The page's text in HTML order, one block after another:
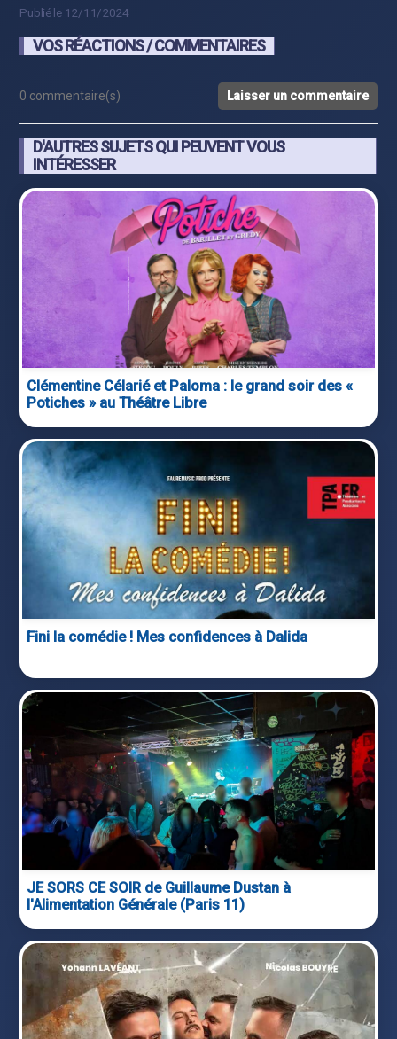
Publié le 12/11/2024
VOS RÉACTIONS / COMMENTAIRES
0 commentaire(s) Laisser un commentaire
D'AUTRES SUJETS QUI PEUVENT VOUS
INTÉRESSER
Clémentine Célarié et Paloma : le grand soir des «
Potiches » au Théâtre Libre
Fini la comédie ! Mes confidences à Dalida
JE SORS CE SOIR de Guillaume Dustan à
l'Alimentation Générale (Paris 11)